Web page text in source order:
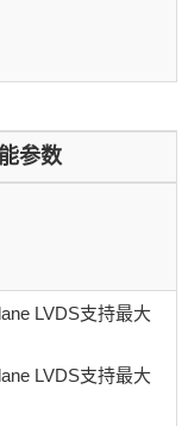
参数
LVDS支持最大
LVDS支持最大